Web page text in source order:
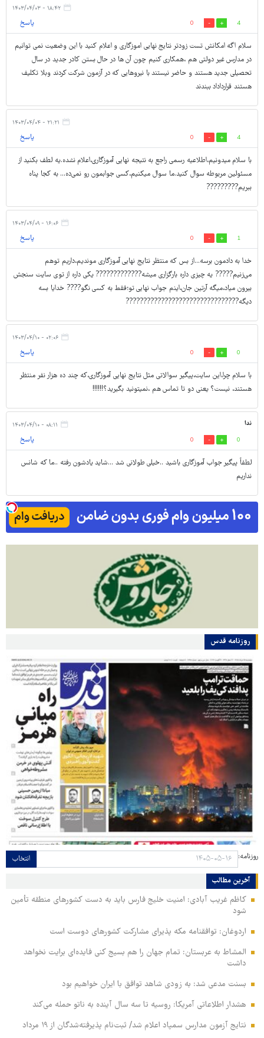
۱۸:۴۲ - ۱۴۰۳/۰۴/۰۳
4
0 پاسخ
سلام اگه امکانش تست زودتر نتایج نهایی اموزگاری و اعلام کنید با این وضعیت نمی توانیم
در مدارس غیر دولتی هم ،همکاری کنیم چون آن ها در حال بستن کادر جدید در سال
تحصیلی جدید هستند و حاضر نیستند با نیروهایی که در آزمون شرکت کردند وبلا تکلیف
هستند قرارداداد ببندند
۲۱:۲۱ - ۱۴۰۳/۰۴/۰۴
4
0 پاسخ
با سلام میدونیم،اطلاعیه رسمی راجع به نتیجه نهایی آموزگاری،اعلام نشده.یه لطف بکنید از
مسئولین مربوطه سوال کنید.ما سوال میکنیم،کسی جوابمون رو نمی‌ده... به کجا پناه
ببریم?????????
۱۶:۰۶ - ۱۴۰۳/۰۴/۰۹
1
0 پاسخ
خدا به دادمون برسه...از بس که منتظر نتایج نهایی آموزگاری موندیم،داریم توهم
می‌زنیم????? یه چیزی داره بارگزاری میشه????????????? یکی داره از توی سایت سنجش
بیرون میاد،میگه آرتین جان،اینم جواب نهایی تو؛فقط به کسی نگو???? خدایا بسه
دیگه????????????????????????????????
۰۲:۰۶ - ۱۴۰۳/۰۴/۱۰
0
0 پاسخ
با سلام چرا،این سایت،پیگیر سوالاتی مثل نتایج نهایی آموزگاری،که چند ده هزار نفر منتظر
هستند، نیست؟ یعنی دو تا تماس هم ،نمیتونید بگیرید؟!!!!!!
ندا ۰۸:۱۱ - ۱۴۰۳/۰۴/۱۰
0
0 پاسخ
لطفاً پیگیر جواب آموزگاری باشید ..خیلی طولانی شد ...شاید یادشون رفته ..ما که شانس
نداریم
روزنامه قدس
روزنامه: انتخاب
آخرین مطالب
کاظم غریب آبادی: امنیت خلیج فارس باید به دست کشورهای منطقه تأمین
شود
اردوغان: توافقنامه مکه پذیرای مشارکت کشورهای دوست است
المشاط به عربستان: تمام جهان را هم بسیج کنی فایده‌ای برایت نخواهد
داشت
بسنت مدعی شد: به زودی شاهد توافق با ایران خواهیم بود
هشدار اطلاعاتی آمریکا: روسیه تا سه سال آینده به ناتو حمله می‌کند
نتایج آزمون مدارس سمپاد اعلام شد/ ثبت‌نام پذیرفته‌شدگان از ۱۹ مرداد